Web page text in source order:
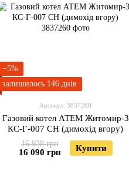
−5%
залишилось 146 днів
Артикул: 3837260
Газовий котел АТЕМ Житомир-3
КС-Г-007 СН (димохід вгору)
16 938 грн
16 090 грн Купити